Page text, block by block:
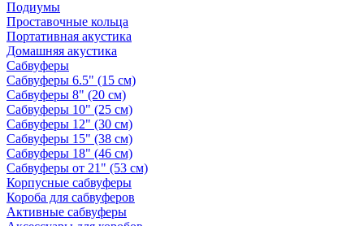
Подиумы
Проставочные кольца
Портативная акустика
Домашняя акустика
Сабвуферы
Сабвуферы 6.5" (15 см)
Сабвуферы 8" (20 см)
Сабвуферы 10" (25 см)
Сабвуферы 12" (30 см)
Сабвуферы 15" (38 см)
Сабвуферы 18" (46 см)
Сабвуферы от 21" (53 см)
Корпусные сабвуферы
Короба для сабвуферов
Активные сабвуферы